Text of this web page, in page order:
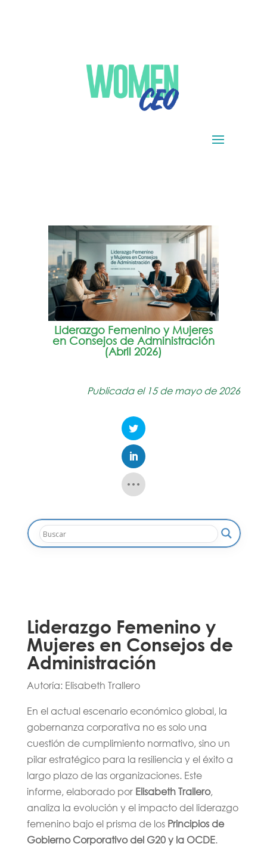
Liderazgo Femenino y Mujeres
en Consejos de Administración
(Abril 2026)
Publicada el 15 de mayo de 2026
Liderazgo Femenino y
Mujeres en Consejos de
Administración
Autoría: Elisabeth Trallero
En el actual escenario económico global, la
gobernanza corporativa no es solo una
cuestión de cumplimiento normativo, sino un
pilar estratégico para la resiliencia y el éxito a
largo plazo de las organizaciones. Este
informe, elaborado por Elisabeth Trallero,
analiza la evolución y el impacto del liderazgo
femenino bajo el prisma de los Principios de
Gobierno Corporativo del G20 y la OCDE.